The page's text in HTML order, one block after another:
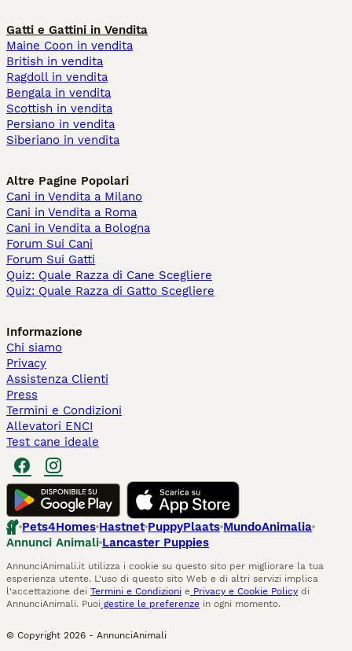
Gatti e Gattini in Vendita
Maine Coon in vendita
British in vendita
Ragdoll in vendita
Bengala in vendita
Scottish in vendita
Persiano in vendita
Siberiano in vendita
Altre Pagine Popolari
Cani in Vendita a Milano
Cani in Vendita a Roma
Cani in Vendita a Bologna
Forum Sui Cani
Forum Sui Gatti
Quiz: Quale Razza di Cane Scegliere
Quiz: Quale Razza di Gatto Scegliere
Informazione
Chi siamo
Privacy
Assistenza Clienti
Press
Termini e Condizioni
Allevatori ENCI
Test cane ideale
Pets4Homes Hastnet PuppyPlaats MundoAnimalia
Annunci Animali Lancaster Puppies
AnnunciAnimali.it utilizza i cookie su questo sito per migliorare la tua
esperienza utente. L'uso di questo sito Web e di altri servizi implica
l'accettazione dei Termini e Condizioni e Privacy e Cookie Policy di
AnnunciAnimali. Puoi gestire le preferenze in ogni momento.
© Copyright 2026 - AnnunciAnimali